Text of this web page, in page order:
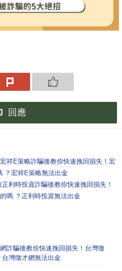
回應
祥E策略詐騙後教你快速挽回損失！宏
？宏祥E策略無法出金
利時投資詐騙後教你快速挽回損失！
嗎 ？正利時投資無法出金
詐騙後教你快速挽回損失！台灣徵
灣徵才網無法出金